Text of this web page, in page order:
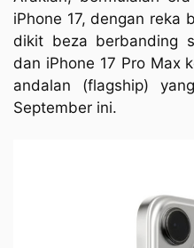
iPhone 17, dengan reka
dikit beza berbanding
dan iPhone 17 Pro Max
andalan (flagship)
September ini.